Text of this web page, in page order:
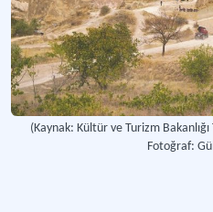
(Kaynak: Kültür ve Turizm
Fotoğraf: